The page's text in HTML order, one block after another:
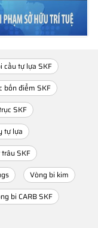
cầu tự lựa SKF
bốn điểm SKF
SKF
tự lựa
SKF
Vòng bi kim
bi CARB SKF